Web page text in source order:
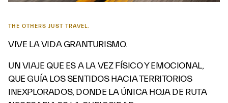
THE OTHERS JUST TRAVEL.
VIVE LA VIDA GRANTURISMO.
UN VIAJE QUE ES A LA VEZ FÍSICO Y EMOCIONAL,
QUE GUÍA LOS SENTIDOS HACIA TERRITORIOS
INEXPLORADOS, DONDE LA ÚNICA HOJA DE RUTA